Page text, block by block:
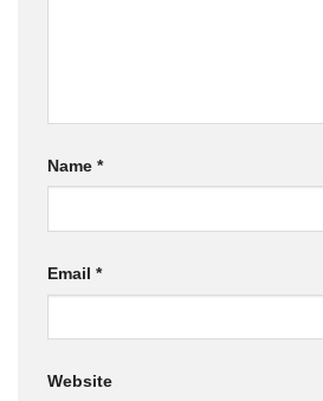
Name *
Email *
Website